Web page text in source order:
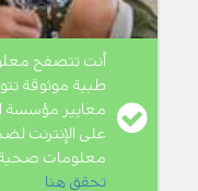
أنت تتصفح
طبية موثوقة
معايير مؤسسة
على الإنترنت
معلومات صحية
تحقق هنا